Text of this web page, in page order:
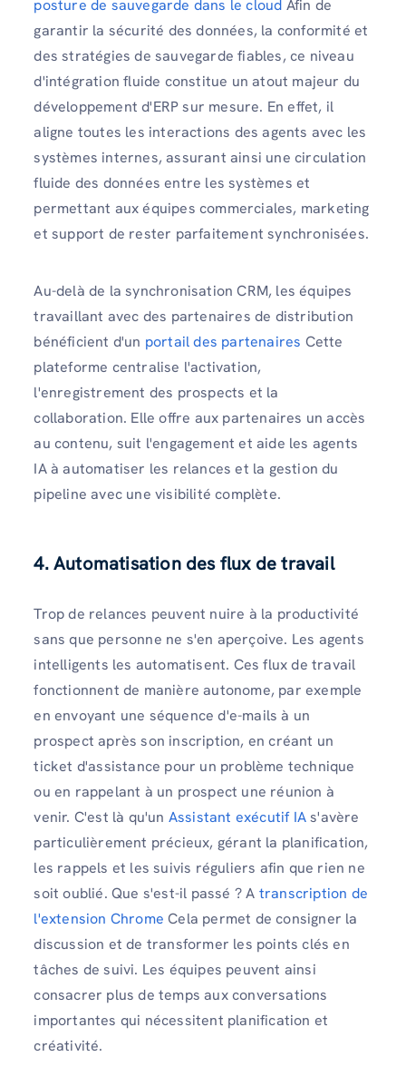
posture de sauvegarde dans le cloud Afin de
garantir la sécurité des données, la conformité et
des stratégies de sauvegarde fiables, ce niveau
d'intégration fluide constitue un atout majeur du
développement d'ERP sur mesure. En effet, il
aligne toutes les interactions des agents avec les
systèmes internes, assurant ainsi une circulation
fluide des données entre les systèmes et
permettant aux équipes commerciales, marketing
et support de rester parfaitement synchronisées.
Au-delà de la synchronisation CRM, les équipes
travaillant avec des partenaires de distribution
bénéficient d'un portail des partenaires Cette
plateforme centralise l'activation,
l'enregistrement des prospects et la
collaboration. Elle offre aux partenaires un accès
au contenu, suit l'engagement et aide les agents
IA à automatiser les relances et la gestion du
pipeline avec une visibilité complète.
4. Automatisation des flux de travail
Trop de relances peuvent nuire à la productivité
sans que personne ne s'en aperçoive. Les agents
intelligents les automatisent. Ces flux de travail
fonctionnent de manière autonome, par exemple
en envoyant une séquence d'e-mails à un
prospect après son inscription, en créant un
ticket d'assistance pour un problème technique
ou en rappelant à un prospect une réunion à
venir. C'est là qu'un Assistant exécutif IAs'avère
particulièrement précieux, gérant la planification,
les rappels et les suivis réguliers afin que rien ne
soit oublié. Que s'est-il passé ? A ⁠ transcription de
l'extension ChromeCela permet de consigner la
discussion et de transformer les points clés en
tâches de suivi. Les équipes peuvent ainsi
consacrer plus de temps aux conversations
importantes qui nécessitent planification et
créativité.